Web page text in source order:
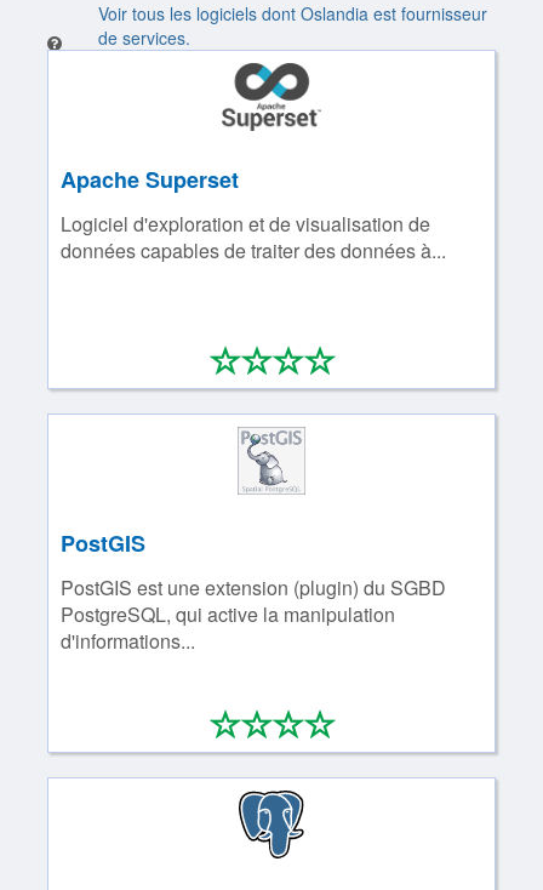
Voir tous les logiciels dont Oslandia est fournisseur
de services.
Apache Superset
Logiciel d'exploration et de visualisation de
données capables de traiter des données à...
****
0/4
PostGIS
PostGIS est une extension (plugin) du SGBD
PostgreSQL, qui active la manipulation
d'informations...
****
0/4